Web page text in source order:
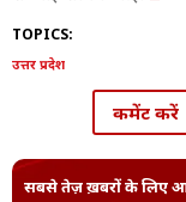
TOPICS:
उत्तर प्रदेश
कमेंट करें
सबसे तेज़ ख़बरों के लिए